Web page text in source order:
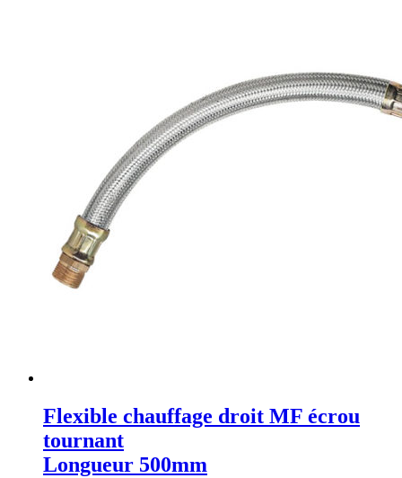
Flexible chauffage droit MF écrou
tournant
Longueur 500mm